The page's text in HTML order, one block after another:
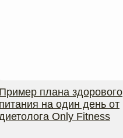
Пример плана здорового
питания на один день от
Only Fitness